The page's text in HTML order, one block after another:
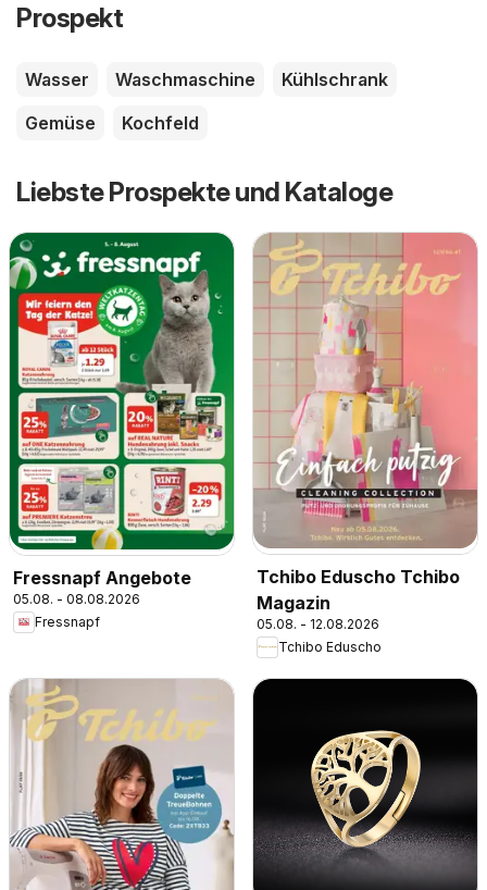
Prospekt
Wasser Waschmaschine
Kühlschrank
Gemüse
Kochfeld
Liebste Prospekte und Kataloge
Fressnapf Angebote
05.08. - 08.08.2026
Fressnapf
Tchibo Eduscho Tchibo
Magazin
05.08. - 12.08.2026
Tchibo Eduscho